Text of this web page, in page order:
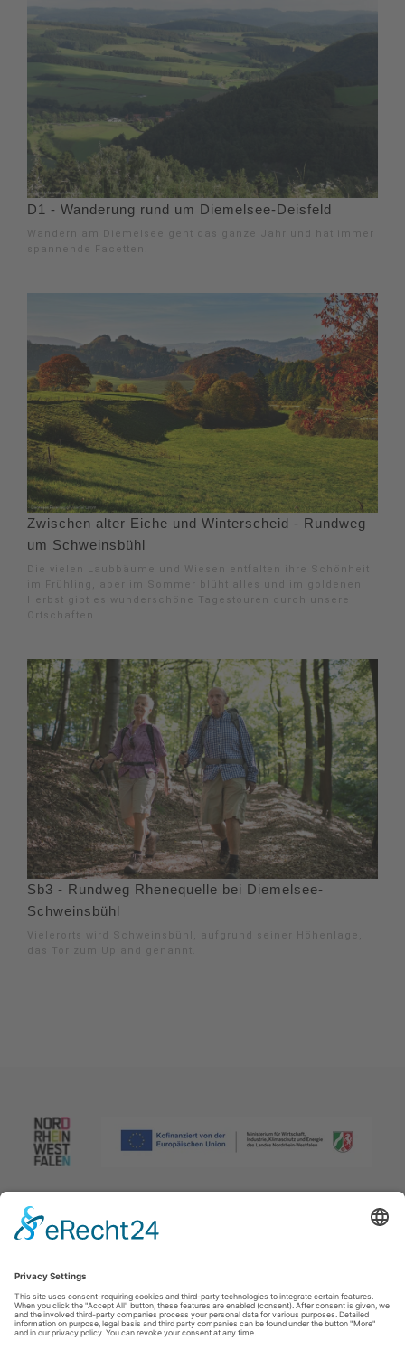
D1 - Wanderung rund um Diemelsee-Deisfeld
Wandern am Diemelsee geht das ganze Jahr und hat immer
spannende Facetten.
Zwischen alter Eiche und Winterscheid - Rundweg
um Schweinsbühl
Die vielen Laubbäume und Wiesen entfalten ihre Schönheit
im Frühling, aber im Sommer blüht alles und im goldenen
Herbst gibt es wunderschöne Tagestouren durch unsere
Ortschaften.
Sb3 - Rundweg Rhenequelle bei Diemelsee-
Schweinsbühl
Vielerorts wird Schweinsbühl, aufgrund seiner Höhenlage,
das Tor zum Upland genannt.
Afdruk|Privacybeleid|Verklaring van toegankelijkheid|Neem
contact met ons op